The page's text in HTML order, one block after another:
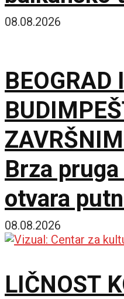
08.08.2026
BEOGRAD I
Brza
otvara
08.08.2026
LIČNOST